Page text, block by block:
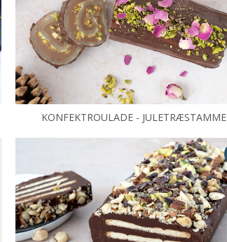
KONFEKTROULADE - JULETRÆSTAMME